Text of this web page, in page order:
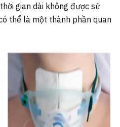
gian dài không được sử
thể là một thành phần quan